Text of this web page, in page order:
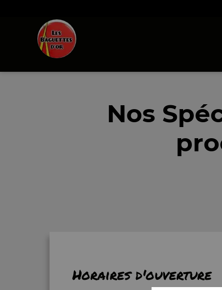
Nos
Horaires d'ouverture